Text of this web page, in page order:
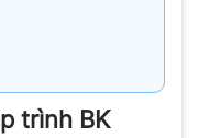
trình BK